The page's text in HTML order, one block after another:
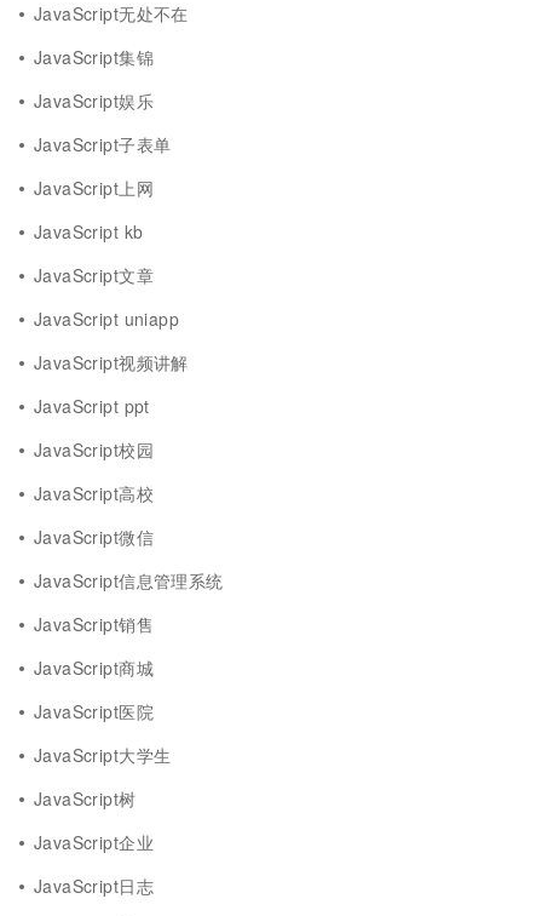
JavaScript无处不在
JavaScript集锦
JavaScript娱乐
JavaScript子表单
JavaScript上网
JavaScript kb
JavaScript文章
JavaScript uniapp
JavaScript视频讲解
JavaScript ppt
JavaScript校园
JavaScript高校
JavaScript微信
JavaScript信息管理系统
JavaScript销售
JavaScript商城
JavaScript医院
JavaScript大学生
JavaScript树
JavaScript企业
JavaScript日志